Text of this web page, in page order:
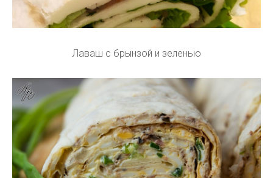
Лаваш с брынзой и зеленью